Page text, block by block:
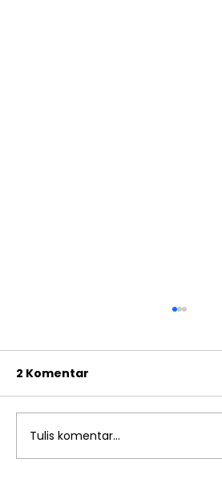
2 Komentar
Tulis komentar...